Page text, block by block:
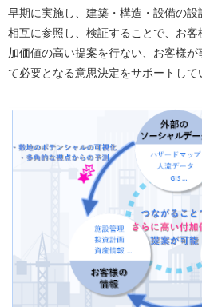
早期に実施し、建築・構造・設備の
相互に参照し、検証することで、お
加価値の高い提案を行ない、お客様
て必要となる意思決定をサポートして